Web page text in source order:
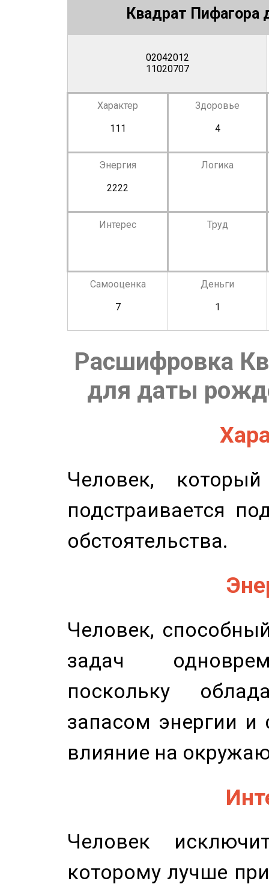
Квадрат Пифагора
02042012
11020707
Характер
111
Здоровье
4
Энергия
2222
Логика
Интерес Труд
Самооценка
7
Деньги
1
Расшифровка
для даты
Человек,
подстраивается
обстоятельства.
Человек,
задач
поскольку
запасом энергии и
влияние на
Человек
которому лучше